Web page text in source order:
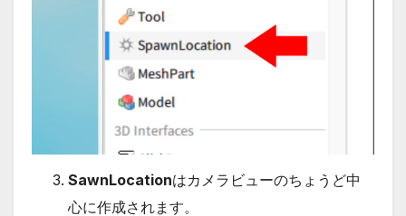
SawnLocationはカメラビューのちょうど中
心に作成されます。